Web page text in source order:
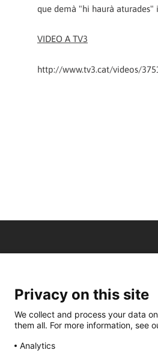
que demà "hi haurà aturades"
VIDEO A TV3
http://www.tv3.cat/videos/
Privacy on this site
We collect and process your data
them all. For more information, see
Analytics